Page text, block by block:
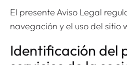
El presente Aviso Legal
navegación y el uso del sitio
Identificación del